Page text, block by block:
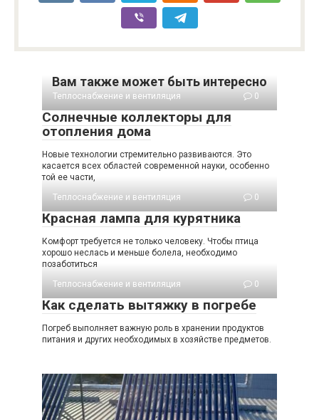
Вам также может быть интересно
Теплоснабжение и вентиляция 0
Солнечные коллекторы для
отопления дома
Новые технологии стремительно развиваются. Это
касается всех областей современной науки, особенно
той ее части,
Теплоснабжение и вентиляция
0
Красная лампа для курятника
Комфорт требуется не только человеку. Чтобы птица
хорошо неслась и меньше болела, необходимо
позаботиться
Теплоснабжение и вентиляция
0
Как сделать вытяжку в погребе
Погреб выполняет важную роль в хранении продуктов
питания и других необходимых в хозяйстве предметов.